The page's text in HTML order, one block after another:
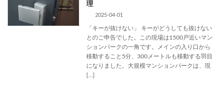
理
2025-04-01
「キーが抜けない」 キーがどうしても抜けない
とのご申告でした。この現場は1500戸近いマン
ションパークの一角です。メインの入り口から
移動すること5分、300メートルも移動する羽目
になりました。大規模マンションパークは、現
[…]